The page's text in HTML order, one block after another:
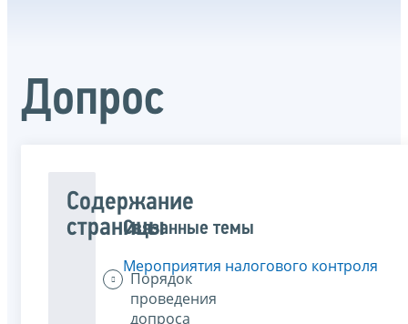
Допрос
Содержание
страницы
Порядок
проведения
допроса
Связанные темы
Мероприятия налогового контроля